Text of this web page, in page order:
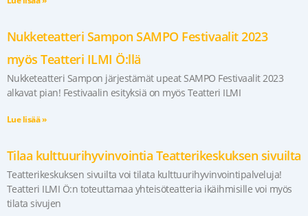
Nukketeatteri Sampon SAMPO Festivaalit 2023
myös Teatteri ILMI Ö:llä
Nukketeatteri Sampon järjestämät upeat SAMPO Festivaalit 2023
alkavat pian! Festivaalin esityksiä on myös Teatteri ILMI
Lue lisää »
Tilaa kulttuurihyvinvointia Teatterikeskuksen sivuilta
Teatterikeskuksen sivuilta voi tilata kulttuurihyvinvointipalveluja!
Teatteri ILMI Ö:n toteuttamaa yhteisöteatteria ikäihmisille voi myös
tilata sivujen